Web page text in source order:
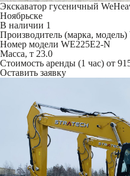
Экскаватор гусеничный
Ноябрьске
В наличии 1
Производитель (марка, модель)
Номер модели WE225Е2-N
Масса, т 23.0
Стоимость аренды (1 час) от
Оставить заявку